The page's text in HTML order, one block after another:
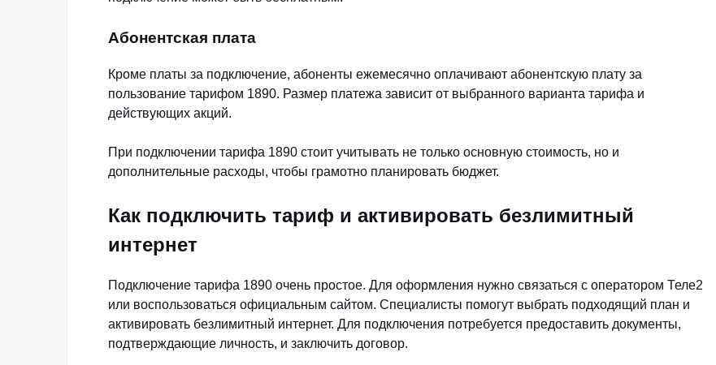
Абонентская плата
Кроме платы за подключение, абоненты ежемесячно оплачивают абонентскую плату за
пользование тарифом 1890. Размер платежа зависит от выбранного варианта тарифа и
действующих акций.
При подключении тарифа 1890 стоит учитывать не только основную стоимость, но и
дополнительные расходы, чтобы грамотно планировать бюджет.
Как подключить тариф и активировать безлимитный
интернет
Подключение тарифа 1890 очень простое. Для оформления нужно связаться с оператором Теле2
или воспользоваться официальным сайтом. Специалисты помогут выбрать подходящий план и
активировать безлимитный интернет. Для подключения потребуется предоставить документы,
подтверждающие личность, и заключить договор.